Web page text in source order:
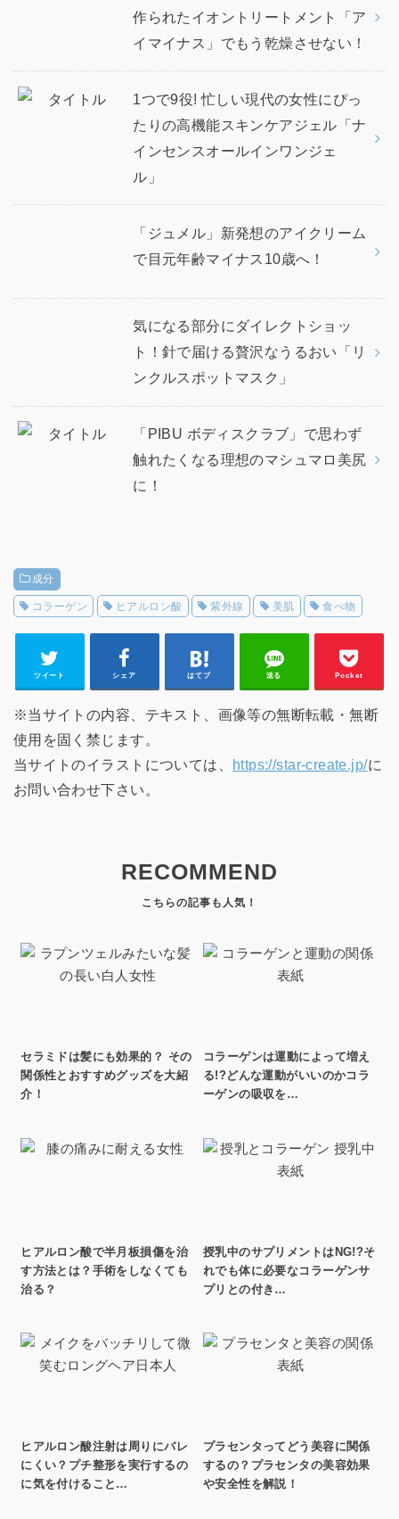
作られたイオントリートメント「ア
イマイナス」でもう乾燥させない！
1つで9役! 忙しい現代の女性にぴっ
たりの高機能スキンケアジェル「ナ
インセンスオールインワンジェ
ル」
「ジュメル」新発想のアイクリーム
で目元年齢マイナス10歳へ！
気になる部分にダイレクトショッ
ト！針で届ける贅沢なうるおい「リ
ンクルスポットマスク」
「PIBU ボディスクラブ」で思わず
触れたくなる理想のマシュマロ美尻
に！
成分
コラーゲン ヒアルロン酸 紫外線 美肌 食べ物
ツイート シェア はてブ 送る Pocket
※当サイトの内容、テキスト、画像等の無断転載・無断
使用を固く禁じます。
当サイトのイラストについては、 https://star-create.jp/に
お問い合わせ下さい。
RECOMMEND
セラミドは髪にも効果的？ その
関係性とおすすめグッズを大紹
介！
コラーゲンは運動によって増え
る!?どんな運動がいいのかコラ
ーゲンの吸収を…
ヒアルロン酸で半月板損傷を治
す方法とは？手術をしなくても
治る？
授乳中のサプリメントはNG!?そ
れでも体に必要なコラーゲンサ
プリとの付き…
ヒアルロン酸注射は周りにバレ
にくい？プチ整形を実行するの
に気を付けること…
プラセンタってどう美容に関係
するの？プラセンタの美容効果
や安全性を解説！